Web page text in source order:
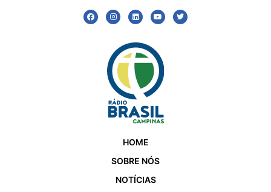
HOME
SOBRE NÓS
NOTÍCIAS